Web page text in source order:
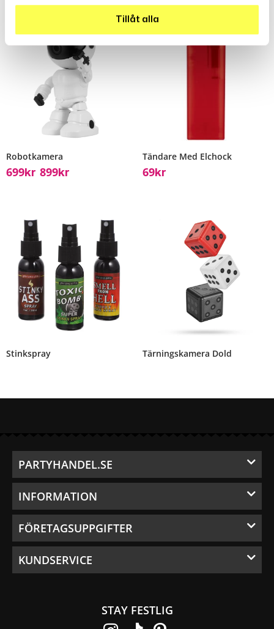
använt deras tjänster.
Tillåt alla
Robotkamera
699Kr 899Kr
Tändare Med Elchock
69Kr
Stinkspray Tärningskamera Dold
PARTYHANDEL.SE
INFORMATION
FÖRETAGSUPPGIFTER
KUNDSERVICE
STAY FESTLIG